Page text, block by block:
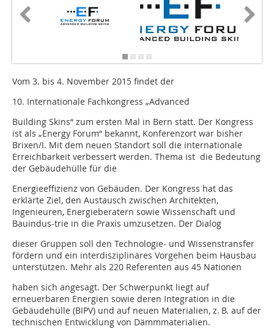
Vom 3. bis 4. November 2015 findet der
10. Internationale Fachkongress „Advanced
Building Skins“ zum ersten Mal in Bern statt. Der Kongress
ist als „Energy Forum“ bekannt, Konferenzort war bisher
Brixen/I. Mit dem neuen Standort soll die internationale
Erreichbarkeit verbessert werden. Thema ist die Bedeutung
der Gebäudehülle für die
Energieeffizienz von Gebäuden. Der Kongress hat das
erklärte Ziel, den Austausch zwischen Architekten,
Ingenieuren, Energieberatern sowie Wissenschaft und
Bauindus-trie in die Praxis umzusetzen. Der Dialog
dieser Gruppen soll den Technologie- und Wissenstransfer
fördern und ein interdisziplinäres Vorgehen beim Hausbau
unterstützen. Mehr als 220 Referenten aus 45 Nationen
haben sich angesagt. Der Schwerpunkt liegt auf
erneuerbaren Energien sowie deren Integration in die
Gebäudehülle (BIPV) und auf neuen Materialien, z. B. auf der
technischen Entwicklung von Dämmmaterialien.